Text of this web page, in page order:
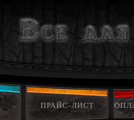
ПРАЙС-ЛИСТ